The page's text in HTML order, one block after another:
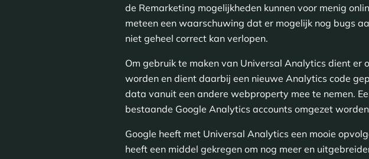
de Remarketing mogelijkheden kunnen voor menig
meteen een waarschuwing dat er mogelijk nog bugs
niet geheel correct kan verlopen.
Om gebruik te maken van Universal Analytics dient
worden en dient daarbij een nieuwe Analytics code
data vanuit een andere webproperty mee te nemen.
bestaande Google Analytics accounts omgezet
Google heeft met Universal Analytics een mooie
heeft een middel gekregen om nog meer en